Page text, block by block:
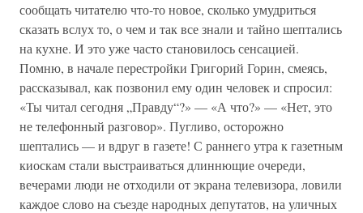
сообщать читателю что-то новое, сколько умудриться
сказать вслух то, о чем и так все знали и тайно шептались
на кухне. И это уже часто становилось сенсацией.
Помню, в начале перестройки Григорий Горин, смеясь,
рассказывал, как позвонил ему один человек и спросил:
«Ты читал сегодня „Правду“?» — «А что?» — «Нет, это
не телефонный разговор». Пугливо, осторожно
шептались — и вдруг в газете! С раннего утра к газетным
киоскам стали выстраиваться длиннющие очереди,
вечерами люди не отходили от экрана телевизора, ловили
каждое слово на съезде народных депутатов, на уличных